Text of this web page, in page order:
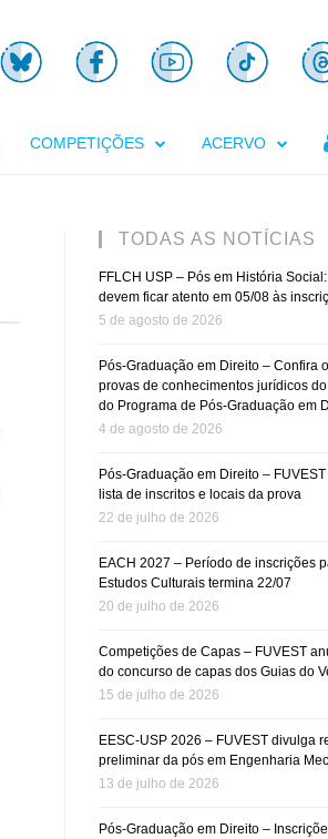
COMPETIÇÕES ACERVO
TODAS AS NOTÍCIAS
FFLCH USP – Pós em História
devem ficar atento em 05/08 às
5 de agosto de 2026
Pós-Graduação em Direito – Confira
provas de conhecimentos jurídicos
do Programa de Pós-Graduação em
4 de agosto de 2026
Pós-Graduação em Direito –
lista de inscritos e locais da prova
22 de julho de 2026
EACH 2027 – Período de inscrições
Estudos Culturais termina 22/07
20 de julho de 2026
Competições de Capas – FUVEST
do concurso de capas dos Guias do
15 de julho de 2026
EESC-USP 2026 – FUVEST divulga
preliminar da pós em Engenharia
13 de julho de 2026
Pós-Graduação em Direito –